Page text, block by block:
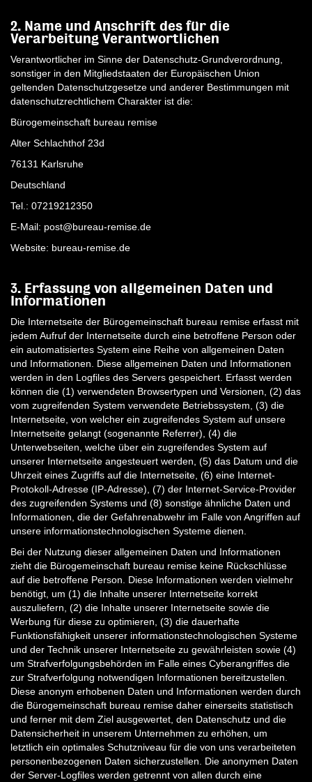
2. Name und Anschrift des für die
Verarbeitung Verantwortlichen
Verantwortlicher im Sinne der Datenschutz-Grundverordnung,
sonstiger in den Mitgliedstaaten der Europäischen Union
geltenden Datenschutzgesetze und anderer Bestimmungen mit
datenschutzrechtlichem Charakter ist die:
Bürogemeinschaft bureau remise
Alter Schlachthof 23d
76131 Karlsruhe
Deutschland
Tel.: 07219212350
E-Mail: post@bureau-remise.de
Website: bureau-remise.de
3. Erfassung von allgemeinen Daten und
Informationen
Die Internetseite der Bürogemeinschaft bureau remise erfasst mit
jedem Aufruf der Internetseite durch eine betroffene Person oder
ein automatisiertes System eine Reihe von allgemeinen Daten
und Informationen. Diese allgemeinen Daten und Informationen
werden in den Logfiles des Servers gespeichert. Erfasst werden
können die (1) verwendeten Browsertypen und Versionen, (2) das
vom zugreifenden System verwendete Betriebssystem, (3) die
Internetseite, von welcher ein zugreifendes System auf unsere
Internetseite gelangt (sogenannte Referrer), (4) die
Unterwebseiten, welche über ein zugreifendes System auf
unserer Internetseite angesteuert werden, (5) das Datum und die
Uhrzeit eines Zugriffs auf die Internetseite, (6) eine Internet-
Protokoll-Adresse (IP-Adresse), (7) der Internet-Service-Provider
des zugreifenden Systems und (8) sonstige ähnliche Daten und
Informationen, die der Gefahrenabwehr im Falle von Angriffen auf
unsere informationstechnologischen Systeme dienen.
Bei der Nutzung dieser allgemeinen Daten und Informationen
zieht die Bürogemeinschaft bureau remise keine Rückschlüsse
auf die betroffene Person. Diese Informationen werden vielmehr
benötigt, um (1) die Inhalte unserer Internetseite korrekt
auszuliefern, (2) die Inhalte unserer Internetseite sowie die
Werbung für diese zu optimieren, (3) die dauerhafte
Funktionsfähigkeit unserer informationstechnologischen Systeme
und der Technik unserer Internetseite zu gewährleisten sowie (4)
um Strafverfolgungsbehörden im Falle eines Cyberangriffes die
zur Strafverfolgung notwendigen Informationen bereitzustellen.
Diese anonym erhobenen Daten und Informationen werden durch
die Bürogemeinschaft bureau remise daher einerseits statistisch
und ferner mit dem Ziel ausgewertet, den Datenschutz und die
Datensicherheit in unserem Unternehmen zu erhöhen, um
letztlich ein optimales Schutzniveau für die von uns verarbeiteten
personenbezogenen Daten sicherzustellen. Die anonymen Daten
der Server-Logfiles werden getrennt von allen durch eine